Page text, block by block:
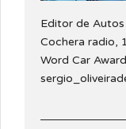
Editor de
Cochera radio,
Word Car